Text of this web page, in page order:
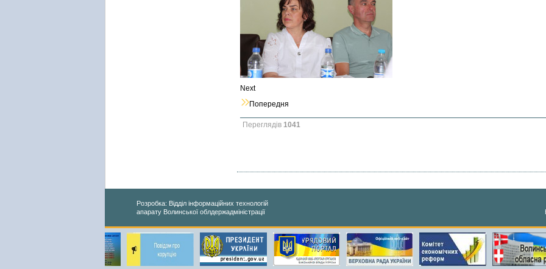
Next
Попередня
Переглядів 1041
Розробка: Відділ інформаційних технологій
апарату Волинської облдержадміністрації